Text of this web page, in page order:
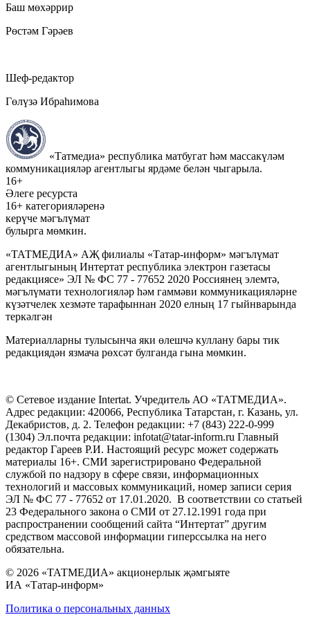
Баш мөхәррир
Рөстәм Гәрәев
Шеф-редактор
Гөлүзә Ибраһимова
«Татмедиа» республика матбугат һәм массакүләм
коммуникацияләр агентлыгы ярдәме белән чыгарыла.
16+
Әлеге ресурста
16+ категорияләренә
керүче мәгълүмат
булырга мөмкин.
«ТАТМЕДИА» АҖ филиалы «Татар-информ» мәгълүмат
агентлыгының Интертат республика электрон газетасы
редакциясе» ЭЛ № ФС 77 - 77652 2020 Россиянең элемтә,
мәгълүмати технологияләр һәм гаммәви коммуникацияләрне
күзәтчелек хезмәте тарафыннан 2020 елның 17 гыйнварында
теркәлгән
Материалларны тулысынча яки өлешчә куллану бары тик
редакциядән язмача рөхсәт булганда гына мөмкин.
© Сетевое издание Intertat. Учредитель АО «ТАТМЕДИА».
Адрес редакции: 420066, Республика Татарстан, г. Казань, ул.
Декабристов, д. 2. Телефон редакции: +7 (843) 222-0-999
(1304) Эл.почта редакции: infotat@tatar-inform.ru Главный
редактор Гареев Р.И. Настоящий ресурс может содержать
материалы 16+. СМИ зарегистрировано Федеральной
службой по надзору в сфере связи, информационных
технологий и массовых коммуникаций, номер записи серия
ЭЛ № ФС 77 - 77652 от 17.01.2020. В соответствии со статьей
23 Федерального закона о СМИ от 27.12.1991 года при
распространении сообщений сайта “Интертат” другим
средством массовой информации гиперссылка на него
обязательна.
© 2026 «ТАТМЕДИА» акционерлык җәмгыяте
ИА «Татар-информ»
Политика о персональных данных